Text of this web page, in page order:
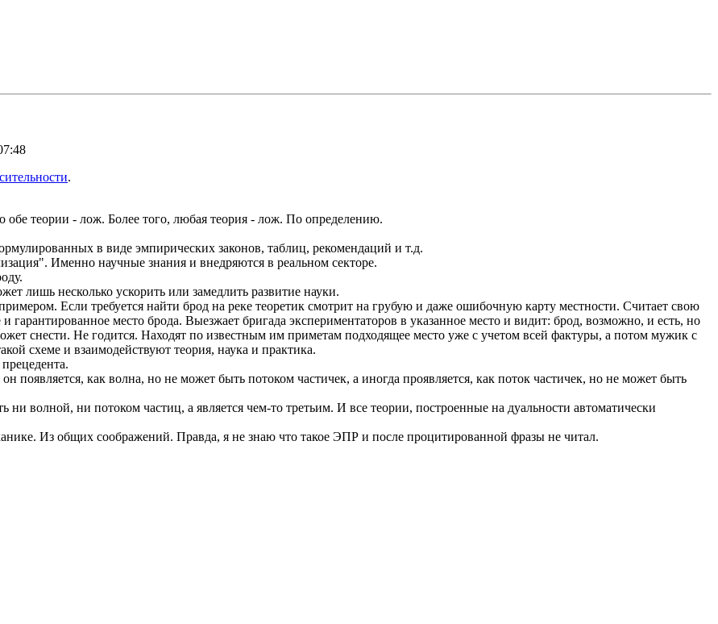
.
теории - лож. Более того, любая теория - лож. По определению.
в виде эмпирических законов, таблиц, рекомендаций и т.д.
Именно научные знания и внедряются в реальном секторе.
лишь несколько ускорить или замедлить развитие науки.
Если требуется найти брод на реке теоретик смотрит на грубую и даже ошибочную карту местности. Считает свою
гарантированное место брода. Выезжает бригада экспериментаторов в указанное место и видит: брод, возможно, и есть, но
снести. Не годится. Находят по известным им приметам подходящее место уже с учетом всей фактуры, а потом мужик с
схеме и взаимодействуют теория, наука и практика.
появляется, как волна, но не может быть потоком частичек, а иногда проявляется, как поток частичек, но не может быть
ни волной, ни потоком частиц, а является чем-то третьим. И все теории, построенные на дуальности автоматически
Из общих соображений. Правда, я не знаю что такое ЭПР и после процитированной фразы не читал.